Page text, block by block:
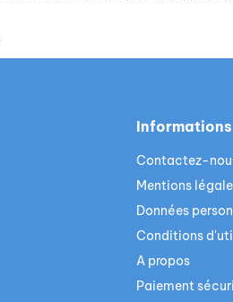
Informations
Contactez-
Mentions
Données
Conditions
A propos
Paiement